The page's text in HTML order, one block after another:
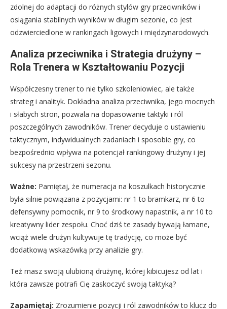
zdolnej do adaptacji do różnych stylów gry przeciwników i
osiągania stabilnych wyników w długim sezonie, co jest
odzwierciedlone w rankingach ligowych i międzynarodowych.
Analiza przeciwnika i Strategia drużyny –
Rola Trenera w Kształtowaniu Pozycji
Współczesny trener to nie tylko szkoleniowiec, ale także
strateg i analityk. Dokładna analiza przeciwnika, jego mocnych
i słabych stron, pozwala na dopasowanie taktyki i ról
poszczególnych zawodników. Trener decyduje o ustawieniu
taktycznym, indywidualnych zadaniach i sposobie gry, co
bezpośrednio wpływa na potencjał rankingowy drużyny i jej
sukcesy na przestrzeni sezonu.
Ważne: Pamiętaj, że numeracja na koszulkach historycznie
była silnie powiązana z pozycjami: nr 1 to bramkarz, nr 6 to
defensywny pomocnik, nr 9 to środkowy napastnik, a nr 10 to
kreatywny lider zespołu. Choć dziś te zasady bywają łamane,
wciąż wiele drużyn kultywuje tę tradycję, co może być
dodatkową wskazówką przy analizie gry.
Też masz swoją ulubioną drużynę, której kibicujesz od lat i
która zawsze potrafi Cię zaskoczyć swoją taktyką?
Zapamiętaj: Zrozumienie pozycji i ról zawodników to klucz do